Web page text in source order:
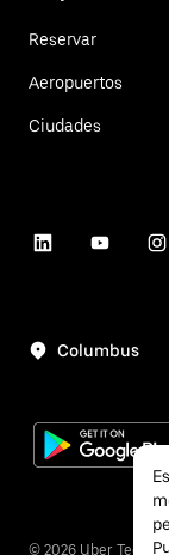
Reservar
Aeropuertos
Ciudades
Columbus
© 2026 Uber